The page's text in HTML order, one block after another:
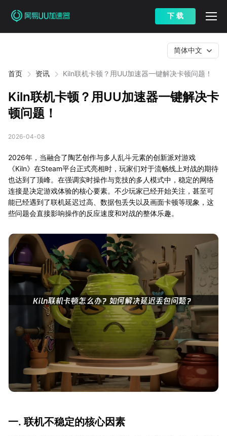
下 载
首页 资讯 Kiln联机卡顿？用UU加速器一键解决卡顿问题！
简体中文
Kiln联机卡顿？用UU加速器一键解决卡
顿问题！
2026-04-08
2026年，当融合了陶艺创作与多人乱斗元素的创新派对游戏
《Kiln》在Steam平台正式亮相时，玩家们对于流畅线上对战的期待
也达到了顶峰。在强调实时操作与竞技的多人模式中，稳定的网络
连接是决定游戏体验的核心要素。不少玩家已经开始关注，甚至可
能已经遇到了联机延迟过高、数据包丢失以及画面卡顿等现象，这
些问题会直接影响操作的反应速度和对战的整体乐趣。
一. 联机不稳定的核心因素